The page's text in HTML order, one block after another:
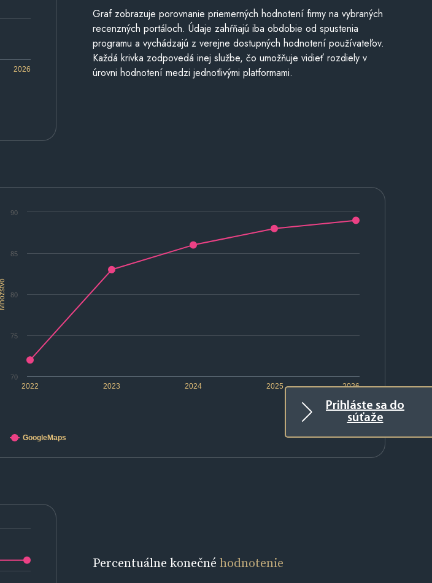
Prihláste sa do
súťaže
2026
Graf zobrazuje porovnanie priemerných hodnotení firmy na vybraných
recenzných portáloch. Údaje zahŕňajú iba obdobie od spustenia
programu a vychádzajú z verejne dostupných hodnotení používateľov.
Každá krivka zodpovedá inej službe, čo umožňuje vidieť rozdiely v
úrovni hodnotení medzi jednotlivými platformami.
2022 2023 2024 2025 2026
70
75
80
85
90
GoogleMaps
Percentuálne konečnéhodnotenie